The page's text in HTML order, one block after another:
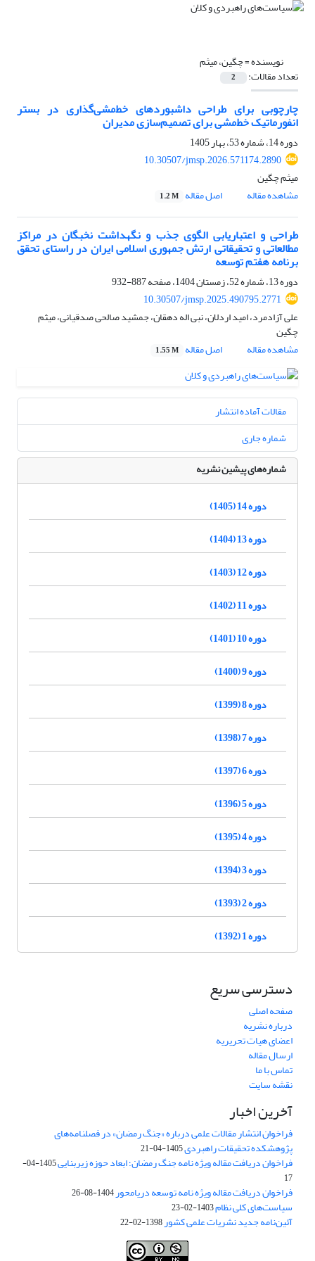
نویسنده =چگین، میثم
تعداد مقالات: 2
چارچوبی برای طراحی داشبوردهای خط‌مشی‌گذاری در بستر
انفورماتیک خط‌مشی برای تصمیم‌سازی مدیران
دوره 14، شماره 53، بهار 1405
10.30507/jmsp.2026.571174.2890
میثم چگین
مشاهده مقاله
اصل مقاله 1.2 M
طراحی و اعتباریابی الگوی جذب و نگهداشت نخبگان در مراکز
مطالعاتی و تحقیقاتی ارتش جمهوری اسلامی ایران در راستای تحقق
برنامه هفتم توسعه
دوره 13، شماره 52، زمستان 1404، صفحه
887-932
10.30507/jmsp.2025.490795.2771
علی آزادمرد، امید اردلان، نبی اله دهقان، جمشید صالحی صدقیانی، میثم
چگین
مشاهده مقاله
اصل مقاله 1.55 M
مقالات آماده انتشار
شماره جاری
شماره‌های پیشین نشریه
دوره 14 (1405)
دوره 13 (1404)
دوره 12 (1403)
دوره 11 (1402)
دوره 10 (1401)
دوره 9 (1400)
دوره 8 (1399)
دوره 7 (1398)
دوره 6 (1397)
دوره 5 (1396)
دوره 4 (1395)
دوره 3 (1394)
دوره 2 (1393)
دوره 1 (1392)
دسترسی سریع
صفحه اصلی
درباره نشریه
اعضای هیات تحریریه
ارسال مقاله
تماس با ما
نقشه سایت
آخرین اخبار
فراخوان انتشار مقالات علمی درباره «جنگ رمضان» در فصلنامه‌های
پژوهشکده تحقیقات راهبردی1405-04-21
فراخوان دریافت مقاله ویژه نامه جنگ رمضان؛ ابعاد حوزه زیربنایی
1405-04-
17
فراخوان دریافت مقاله ویژه نامه توسعه دریامحور1404-08-26
سیاست‌های کلی نظام1403-02-23
آئین‌نامه جدید نشریات علمی کشور1398-02-22